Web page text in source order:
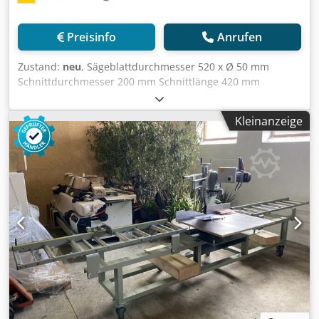
erfolgt im Istzustand Dkjdpsyh Nfuefx Abysr Technische
Angaben, Zustandsbeschreibung, Baujahr und
ohne Gewähr Zwischenverkauf vorbehalten Bei
gebrauchten Maschinen wird jegliche Gewährleistung
ausgeschlossen, es gilt: „gekauft wie besichtigt“
Zahlungsbedingungen: Preise zzgl. gesetzl. MwSt., Zahlung
vor Abholung bzw. Versand Lieferbedingungen: ab Lager
Preisinfo Anrufen
Zustand: neu, Sägeblattdurchmesser 520 x Ø 50 mm
Schnittdurchmesser 200 mm Schnittlänge 420 mm
Schnitthöhe bei 45° 140 mm Sägeblattabmessungen
520x3,6/3,0x50 mm Drehzahl 2800 U/min Absaugstutzen-
Durchmesser 100 mm Gesamtleistungsbedarf 3,0 kW
Maschinengewicht ca. 310 kg. Abmessung L-B-H 1400 x 900
x 1650 mm - Abläng- und Gehrungskreissägen für
Ablängschnitte - beidseitige Gehrungsverstellung (60°/45°),
mit Festanschlägen - Schifterschnitt beidseitig (60°/45°),
mit Festanschlägen - Stabile Graugußkonstruktion - Präzise
Kugelbüchsenführung des Werkzeugschlittens auf
gehärteten und geschiffenen Stahlwellen - manueller
Sägevorschub - Sägeblatt stufenlos höhenverstellbar -
Stutzen für opt. Absaugung Ausstattung : - 3,0 kW-Motor
für ALU-Zuschnitte - Sägeblatt über Handrad und
Schneckengetriebe neigbar (Schifterschnitt) -
Sägeblattdurchmesser 520 mm -
Kleinanzeige